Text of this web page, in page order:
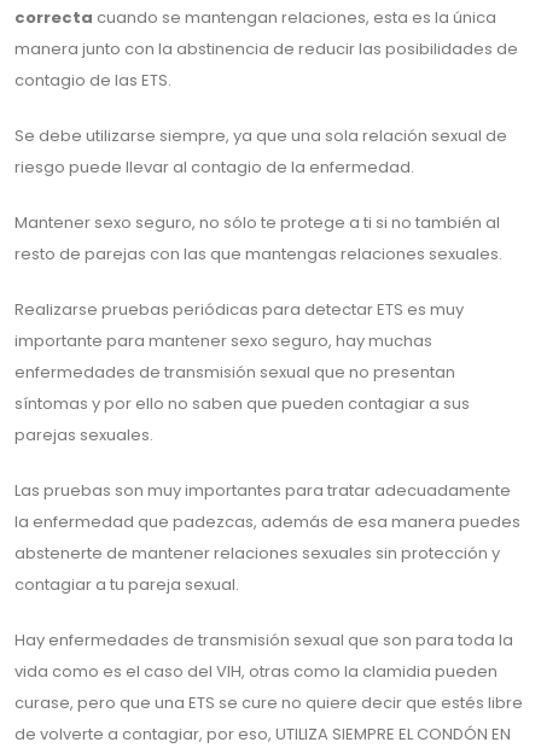
correcta cuando se mantengan relaciones, esta es la única
manera junto con la abstinencia de reducir las posibilidades de
contagio de las ETS.
Se debe utilizarse siempre, ya que una sola relación sexual de
riesgo puede llevar al contagio de la enfermedad.
Mantener sexo seguro, no sólo te protege a ti si no también al
resto de parejas con las que mantengas relaciones sexuales.
Realizarse pruebas periódicas para detectar ETS es muy
importante para mantener sexo seguro, hay muchas
enfermedades de transmisión sexual que no presentan
síntomas y por ello no saben que pueden contagiar a sus
parejas sexuales.
Las pruebas son muy importantes para tratar adecuadamente
la enfermedad que padezcas, además de esa manera puedes
abstenerte de mantener relaciones sexuales sin protección y
contagiar a tu pareja sexual.
Hay enfermedades de transmisión sexual que son para toda la
vida como es el caso del VIH, otras como la clamidia pueden
curase, pero que una ETS se cure no quiere decir que estés libre
de volverte a contagiar, por eso, UTILIZA SIEMPRE EL CONDÓN EN